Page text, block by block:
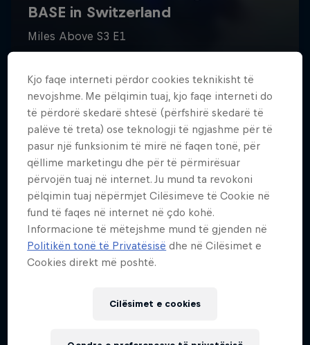
Kjo faqe interneti përdor cookies teknikisht të
nevojshme. Me pëlqimin tuaj, kjo faqe interneti do
të përdorë skedarë shtesë (përfshirë skedarë të
palëve të treta) ose teknologji të ngjashme për të
pasur një funksionim të mirë në faqen tonë, për
qëllime marketingu dhe për të përmirësuar
përvojën tuaj në internet. Ju mund ta revokoni
pëlqimin tuaj nëpërmjet Cilësimeve të Cookie në
fund të faqes në internet në çdo kohë.
Informacione të mëtejshme mund të gjenden në
Politikën tonë të Privatësisë dhe në Cilësimet e
Cookies direkt më poshtë.
Cilësimet e cookies